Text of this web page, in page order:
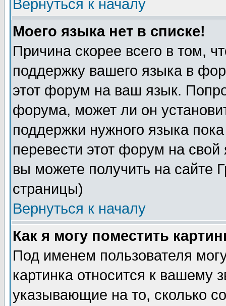
Вернуться к началу
Моего языка нет в списке!
Причина скорее всего в том,
поддержку вашего языка в
этот форум на ваш язык.
форума, может ли он
поддержки нужного языка
перевести этот форум на
вы можете получить на сайте
страницы)
Вернуться к началу
Как я могу поместить
Под именем пользователя
картинка относится к вашему
указывающие на то, сколько